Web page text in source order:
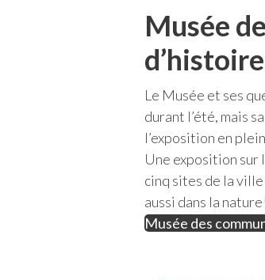
Musée
Le Musée et ses
durant l’été, mais
l’exposition en
Une exposition sur
cinq sites de la
aussi dans la
Musée des